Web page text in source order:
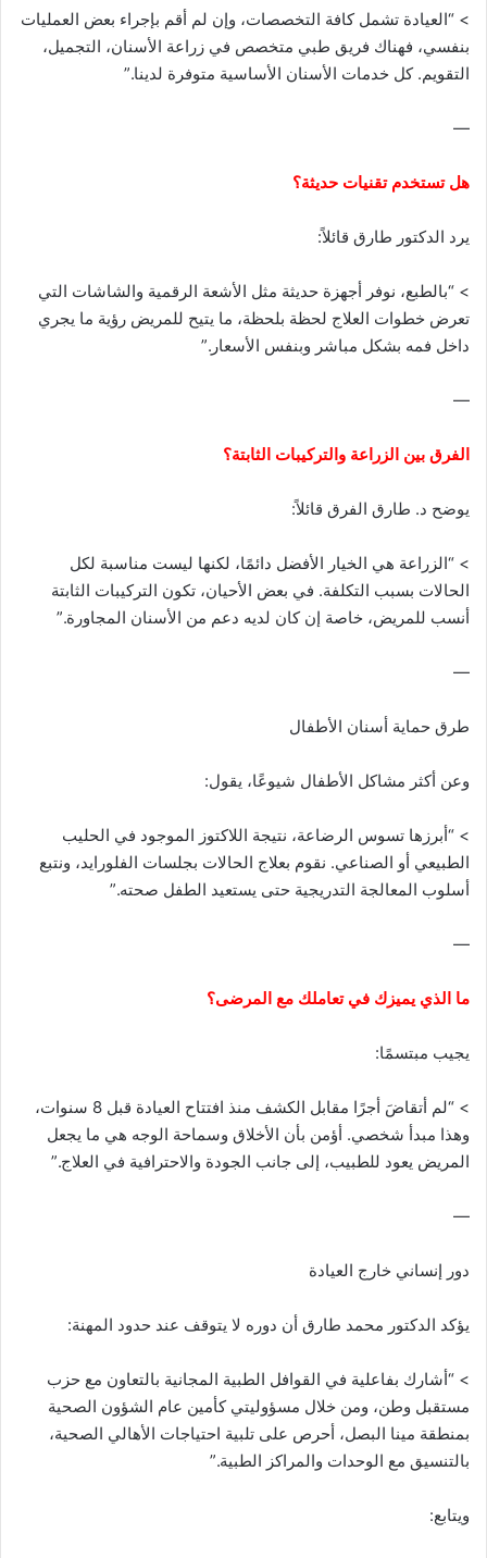
> “العيادة تشمل كافة التخصصات، وإن لم أقم بإجراء بعض العمليات
بنفسي، فهناك فريق طبي متخصص في زراعة الأسنان، التجميل،
التقويم. كل خدمات الأسنان الأساسية متوفرة لدينا.”
—
هل تستخدم تقنيات حديثة؟
يرد الدكتور طارق قائلاً:
> “بالطبع، نوفر أجهزة حديثة مثل الأشعة الرقمية والشاشات التي
تعرض خطوات العلاج لحظة بلحظة، ما يتيح للمريض رؤية ما يجري
داخل فمه بشكل مباشر وبنفس الأسعار.”
—
الفرق بين الزراعة والتركيبات الثابتة؟
يوضح د. طارق الفرق قائلاً:
> “الزراعة هي الخيار الأفضل دائمًا، لكنها ليست مناسبة لكل
الحالات بسبب التكلفة. في بعض الأحيان، تكون التركيبات الثابتة
أنسب للمريض، خاصة إن كان لديه دعم من الأسنان المجاورة.”
—
طرق حماية أسنان الأطفال
وعن أكثر مشاكل الأطفال شيوعًا، يقول:
> “أبرزها تسوس الرضاعة، نتيجة اللاكتوز الموجود في الحليب
الطبيعي أو الصناعي. نقوم بعلاج الحالات بجلسات الفلورايد، ونتبع
أسلوب المعالجة التدريجية حتى يستعيد الطفل صحته.”
—
ما الذي يميزك في تعاملك مع المرضى؟
يجيب مبتسمًا:
> “لم أتقاضَ أجرًا مقابل الكشف منذ افتتاح العيادة قبل 8 سنوات،
وهذا مبدأ شخصي. أؤمن بأن الأخلاق وسماحة الوجه هي ما يجعل
المريض يعود للطبيب، إلى جانب الجودة والاحترافية في العلاج.”
—
دور إنساني خارج العيادة
يؤكد الدكتور محمد طارق أن دوره لا يتوقف عند حدود المهنة:
> “أشارك بفاعلية في القوافل الطبية المجانية بالتعاون مع حزب
مستقبل وطن، ومن خلال مسؤوليتي كأمين عام الشؤون الصحية
بمنطقة مينا البصل، أحرص على تلبية احتياجات الأهالي الصحية،
بالتنسيق مع الوحدات والمراكز الطبية.”
ويتابع: